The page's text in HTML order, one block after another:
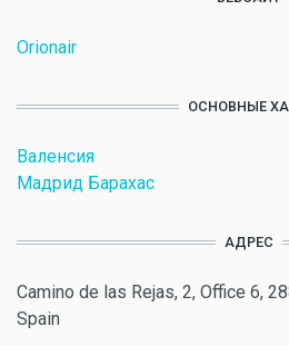
Orionair
ОСНОВНЫЕ
Валенсия
Мадрид Барахас
АДРЕС
Camino de las Rejas, 2, Office 6,
Spain